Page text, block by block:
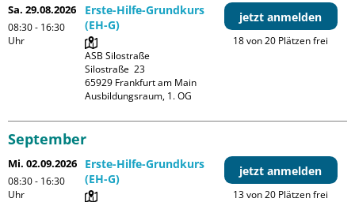
Sa. 29.08.2026
08:30 - 16:30
Uhr
Erste-Hilfe-Grundkurs
(EH-G)
ASB Silostraße
Silostraße  23
65929 Frankfurt am Main
Ausbildungsraum, 1. OG
jetzt anmelden
18 von 20 Plätzen frei
September
Mi. 02.09.2026
08:30 - 16:30
Uhr
Erste-Hilfe-Grundkurs
(EH-G)
jetzt anmelden
13 von 20 Plätzen frei